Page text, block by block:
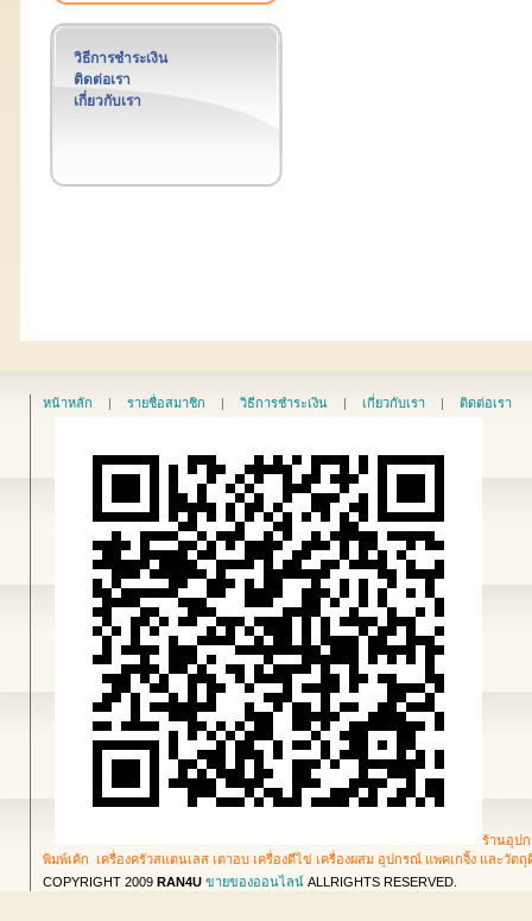
วิธีการชำระเงิน
ติดต่อเรา
เกี่ยวกับเรา
หน้าหลัก | รายชื่อสมาชิก | วิธีการชำระเงิน | เกี่ยวกับเรา | ติดต่อเรา
ร้านอุป
พิมพ์เค้ก เครื่องครัวสแตนเลส เตาอบ เครื่องตีไข่ เครื่องผสม อุปกรณ์ แพคเกจิ้ง และวัต
COPYRIGHT 2009 RAN4U ขายของออนไลน์ALLRIGHTS RESERVED.